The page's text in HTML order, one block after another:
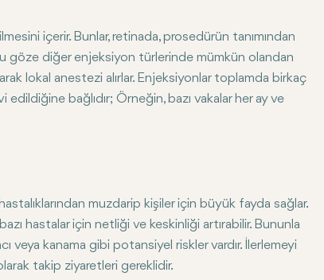
içerir. Bunlar, retinada, prosedürün tanımından
göze diğer enjeksiyon türlerinde mümkün olandan
lokal anestezi alırlar. Enjeksiyonlar toplamda birkaç
edildiğine bağlıdır; Örneğin, bazı vakalar her ay ve
muzdarip kişiler için büyük fayda sağlar.
hastalar için netliği ve keskinliği artırabilir. Bununla
kanama gibi potansiyel riskler vardır. İlerlemeyi
takip ziyaretleri gereklidir.